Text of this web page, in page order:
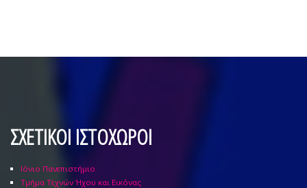
ΣΧΕΤΙΚΟΙ ΙΣΤΟΧΩΡΟΙ
Ιόνιο Πανεπιστήμιο
Τμήμα Τεχνών Ήχου και Εικόνας